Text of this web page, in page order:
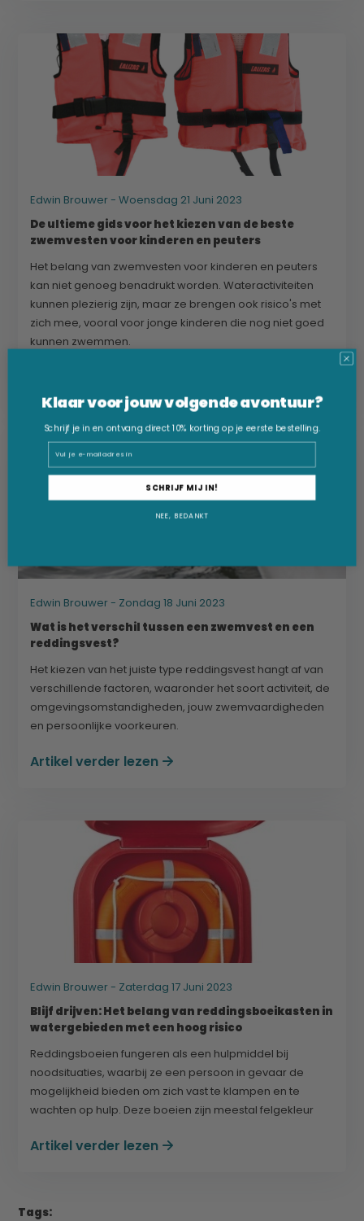
Edwin Brouwer - Woensdag 21 Juni 2023
De ultieme gids voor het kiezen van de beste
zwemvesten voor kinderen en peuters
Het belang van zwemvesten voor kinderen en peuters
kan niet genoeg benadrukt worden. Wateractiviteiten
kunnen plezierig zijn, maar ze brengen ook risico's met
zich mee, vooral voor jonge kinderen die nog niet goed
kunnen zwemmen.
Edwin Brouwer - Zondag 18 Juni 2023
Wat is het verschil tussen een zwemvest en een
reddingsvest?
Het kiezen van het juiste type reddingsvest hangt af van
verschillende factoren, waaronder het soort activiteit, de
omgevingsomstandigheden, jouw zwemvaardigheden
en persoonlijke voorkeuren.
Artikel verder lezen
Edwin Brouwer - Zaterdag 17 Juni 2023
Blijf drijven: Het belang van reddingsboeikasten in
watergebieden met een hoog risico
Reddingsboeien fungeren als een hulpmiddel bij
noodsituaties, waarbij ze een persoon in gevaar de
mogelijkheid bieden om zich vast te klampen en te
wachten op hulp. Deze boeien zijn meestal felgekleur
Artikel verder lezen
Tags:
Klaar voor jouw volgende avontuur?
Schrijf je in en ontvang direct 10% korting op je eerste bestelling.
SCHRIJF MIJ IN!
NEE, BEDANKT